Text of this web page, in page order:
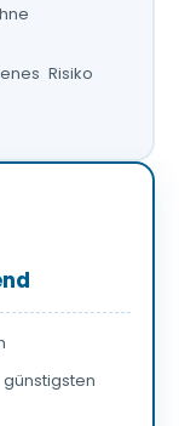
Risiko